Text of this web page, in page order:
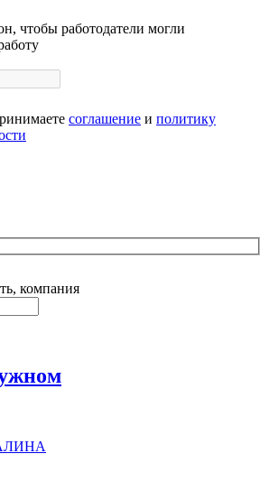
чтобы работодатели могли
соглашение и политику
компания